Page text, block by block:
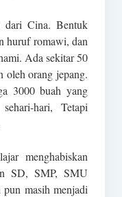
Cina. Bentuk
huruf romawi, dan
Ada sekitar 50
oleh orang jepang.
3000 buah yang
hari, Tetapi
menghabiskan
SD, SMP, SMU
masih menjadi